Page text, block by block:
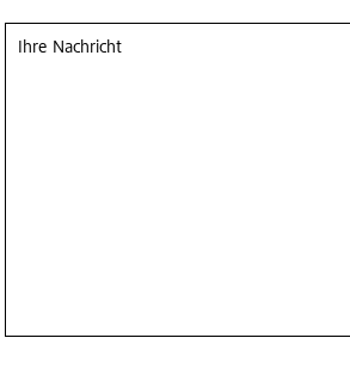
Ihre Nachricht